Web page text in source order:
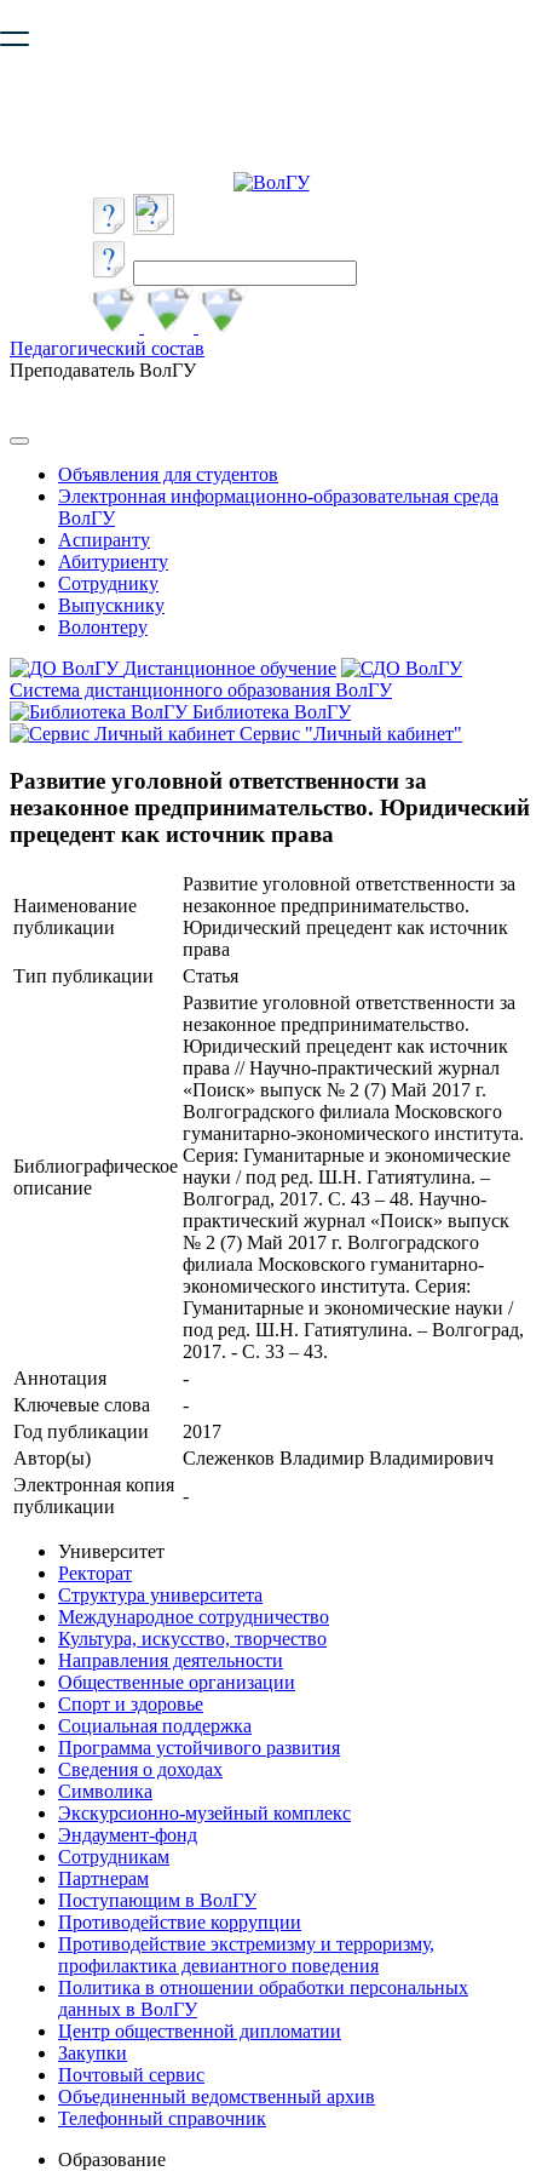
безопасную работу с сайтом. Пожалуйста
Педагогический состав
Преподаватель ВолГУ
Объявления для студентов
Электронная информационно-образовательная среда
ВолГУ
Аспиранту
Абитуриенту
Сотруднику
Выпускнику
Волонтеру
Дистанционное обучение
Система дистанционного образования ВолГУ
Библиотека ВолГУ
Сервис "Личный кабинет"
Развитие уголовной ответственности за
незаконное предпринимательство. Юридический
прецедент как источник права
Наименование
публикации
Развитие уголовной ответственности за
незаконное предпринимательство.
Юридический прецедент как источник
права
Тип публикации
Статья
Библиографическое
описание
Развитие уголовной ответственности за
незаконное предпринимательство.
Юридический прецедент как источник
права // Научно-практический журнал
«Поиск» выпуск № 2 (7) Май 2017 г.
Волгоградского филиала Московского
гуманитарно-экономического института.
Серия: Гуманитарные и экономические
науки / под ред. Ш.Н. Гатиятулина. –
Волгоград, 2017. С. 43 – 48. Научно-
практический журнал «Поиск» выпуск
№ 2 (7) Май 2017 г. Волгоградского
филиала Московского гуманитарно-
экономического института. Серия:
Гуманитарные и экономические науки /
под ред. Ш.Н. Гатиятулина. – Волгоград,
2017. - С. 33 – 43.
Аннотация
-
Ключевые cлова
-
Год публикации
2017
Автор(ы)
Слеженков Владимир Владимирович
Электронная копия
публикации
-
Университет
Ректорат
Структура университета
Международное сотрудничество
Культура, искусство, творчество
Направления деятельности
Общественные организации
Спорт и здоровье
Социальная поддержка
Программа устойчивого развития
Сведения о доходах
Символика
Экскурсионно-музейный комплекс
Эндаумент-фонд
Сотрудникам
Партнерам
Поступающим в ВолГУ
Противодействие коррупции
Противодействие экстремизму и терроризму,
профилактика девиантного поведения
Политика в отношении обработки персональных
данных в ВолГУ
Центр общественной дипломатии
Закупки
Почтовый сервис
Объединенный ведомственный архив
Телефонный справочник
Образование